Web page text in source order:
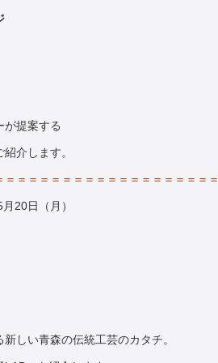
が提案する
介します。
＝＝＝＝＝＝＝＝＝＝＝＝＝＝＝＝＝＝
20日（月）
しい青森の伝統工芸のカタチ。